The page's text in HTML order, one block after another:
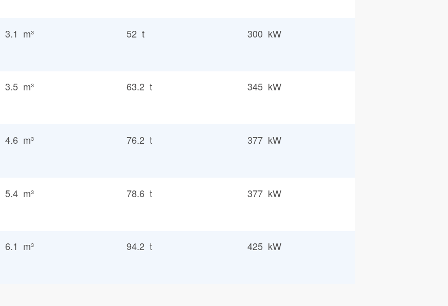
3.1 m³ 52 t 300 kW
3.5 m³ 63.2 t 345 kW
4.6 m³ 76.2 t 377 kW
5.4 m³ 78.6 t 377 kW
6.1 m³ 94.2 t 425 kW